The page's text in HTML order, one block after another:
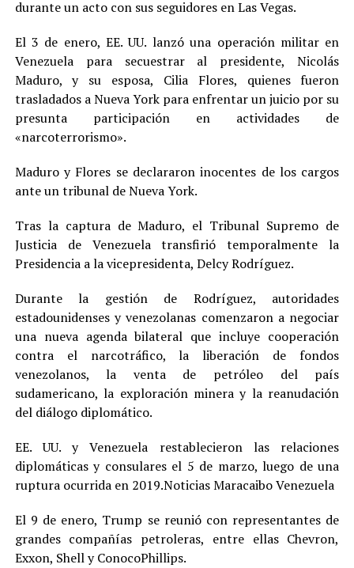
durante un acto con sus seguidores en Las Vegas.
El 3 de enero, EE. UU. lanzó una operación militar en
Venezuela para secuestrar al presidente, Nicolás
Maduro, y su esposa, Cilia Flores, quienes fueron
trasladados a Nueva York para enfrentar un juicio por su
presunta participación en actividades de
«narcoterrorismo».
Maduro y Flores se declararon inocentes de los cargos
ante un tribunal de Nueva York.
Tras la captura de Maduro, el Tribunal Supremo de
Justicia de Venezuela transfirió temporalmente la
Presidencia a la vicepresidenta, Delcy Rodríguez.
Durante la gestión de Rodríguez, autoridades
estadounidenses y venezolanas comenzaron a negociar
una nueva agenda bilateral que incluye cooperación
contra el narcotráfico, la liberación de fondos
venezolanos, la venta de petróleo del país
sudamericano, la exploración minera y la reanudación
del diálogo diplomático.
EE. UU. y Venezuela restablecieron las relaciones
diplomáticas y consulares el 5 de marzo, luego de una
ruptura ocurrida en 2019.Noticias Maracaibo Venezuela
El 9 de enero, Trump se reunió con representantes de
grandes compañías petroleras, entre ellas Chevron,
Exxon, Shell y ConocoPhillips.